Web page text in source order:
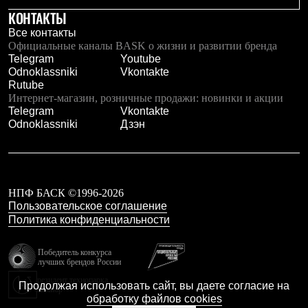
Чуни
Уход за обувью
Аксессуары
Головные уборы
Шапки
Балаклавы и маски
Кепки и бейсболки
Повязки
Шарфы
Панамы
Полезные аксессуары
Брелки
Ремни
Опушки
Термоковрики
В Арктику
КОНТАКТЫ
Все контакты
Официальные каналы BASK о жизни и развитии бренда
Telegram
Youtube
Odnoklassniki
Vkontakte
Rutube
Интернет-магазин, розничные продажи: новинки и акции
Telegram
Vkontakte
Odnoklassniki
Дзэн
НПФ БАСК ©1996-2026
Пользовательское соглашение
Политика конфиденциальности
Победитель конкурса
лучших брендов России
Калибр
Продолжая использовать сайт, вы даете согласие на
обработку файлов cookies